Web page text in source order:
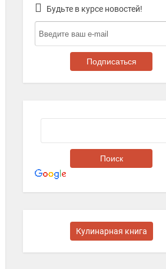
Будьте в курсе новостей!
Кулинарная книга